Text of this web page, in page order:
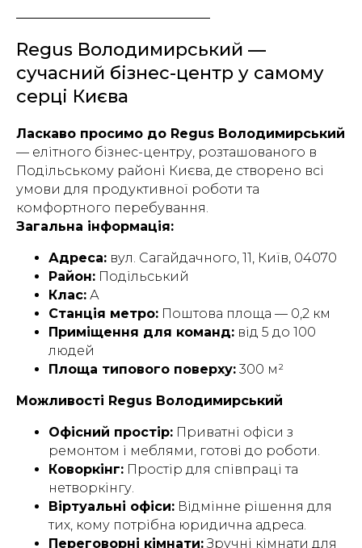
Regus Володимирський —
сучасний бізнес-центр у самому
серці Києва
Ласкаво просимо до Regus Володимирський
— елітного бізнес-центру, розташованого в
Подільському районі Києва, де створено всі
умови для продуктивної роботи та
комфортного перебування.
Загальна інформація:
Адреса: вул. Сагайдачного, 11, Київ, 04070
Район: Подільський
Клас: А
Станція метро: Поштова площа — 0,2 км
Приміщення для команд: від 5 до 100
людей
Площа типового поверху: 300 м²
Можливості Regus Володимирський
Офісний простір: Приватні офіси з
ремонтом і меблями, готові до роботи.
Коворкінг: Простір для співпраці та
нетворкінгу.
Віртуальні офіси: Відмінне рішення для
тих, кому потрібна юридична адреса.
Переговорні кімнати:Зручні кімнати для